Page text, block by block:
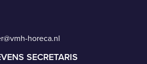
horeca.nl
SECRETARIS